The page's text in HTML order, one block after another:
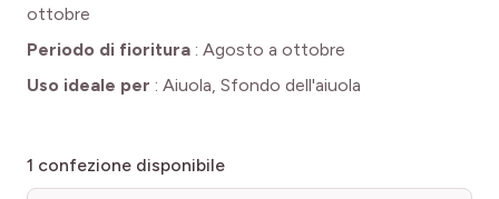
ottobre
Periodo di fioritura : Agosto a ottobre
Uso ideale per : Aiuola, Sfondo dell'aiuola
1 confezione disponibile